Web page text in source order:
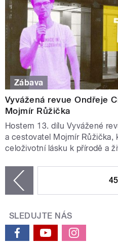
Zábava
Vyvážená revue Ondřeje
Mojmír Růžička
Hostem 13. dílu Vyvážené
a cestovatel Mojmír Růžička,
celoživotní lásku k přírodě a
45
SLEDUJTE NÁS